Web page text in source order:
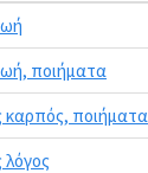
ποιήματα
ποιήματα